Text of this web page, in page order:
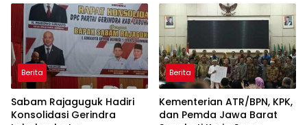
Monyet, Harimau, dan
Beruang Terhadap Warga
Berita
Sabam Rajaguguk Hadiri
Konsolidasi Gerindra
Berita
Kementerian ATR/BPN, KPK,
dan Pemda Jawa Barat